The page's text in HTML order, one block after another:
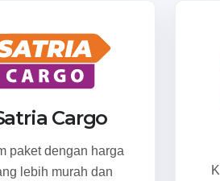
Cargo
paket dengan harga
lebih murah dan